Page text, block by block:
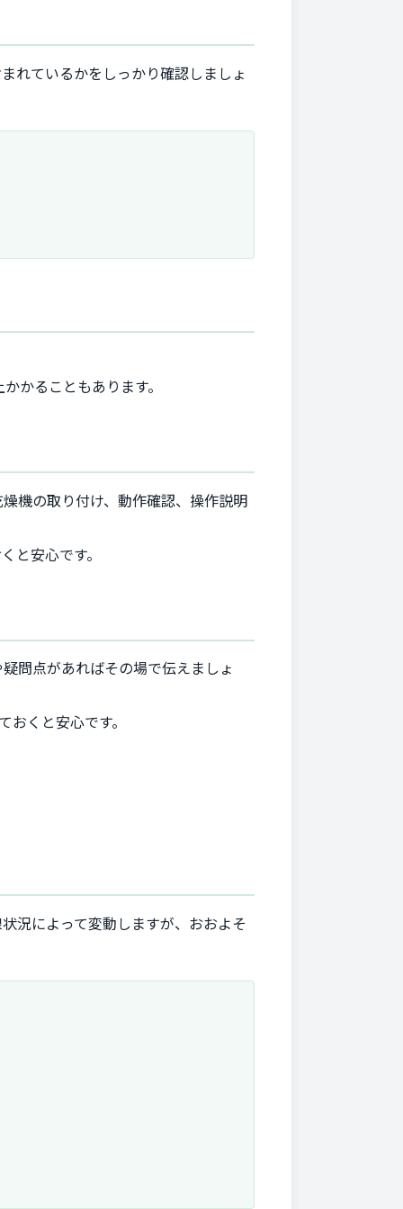
れているかをしっかり確認しましょ
かることもあります。
機の取り付け、動作確認、操作説明
と安心です。
問点があればその場で伝えましょ
くと安心です。
況によって変動しますが、おおよそ